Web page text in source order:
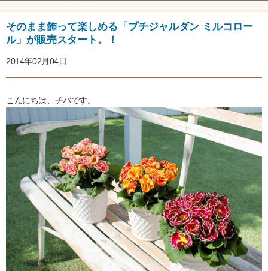
そのまま飾って楽しめる「プチジャルダン ミルコロー
ル」が販売スタート。！
2014年02月04日
こんにちは、チバです。